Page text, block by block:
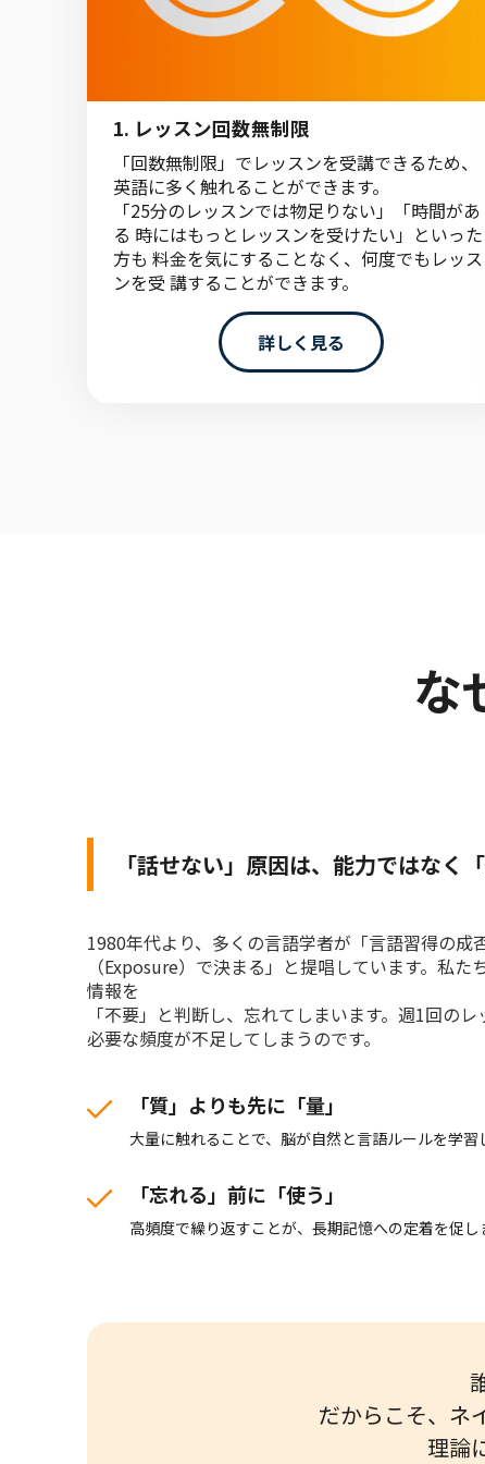
1. レッスン回数無制限
「回数無制限」でレッスンを受講できるため、
英語に多く触れることができます。
「25分のレッスンでは物足りない」「時間があ
る 時にはもっとレッスンを受けたい」といった
方も 料金を気にすることなく、何度でもレッス
ンを受 講することができます。
詳しく見る
な
「話せない」原因は、能力ではなく
1980年代より、多くの言語学者が「言語習得の成
（Exposure）で決まる」と提唱しています。私
情報を
「不要」と判断し、忘れてしまいます。週1回の
必要な頻度が不足してしまうのです。
「質」よりも先に「量」
大量に触れることで、脳が自然と言語ルールを学習
「忘れる」前に「使う」
高頻度で繰り返すことが、長期記憶への定着を促し
だからこそ、ネ
理論